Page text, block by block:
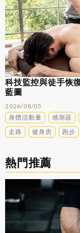
科技監控與徒手恢
藍圖
2026/08/05
身體活動量
感測器
走路
健身房 跑步
熱門推薦